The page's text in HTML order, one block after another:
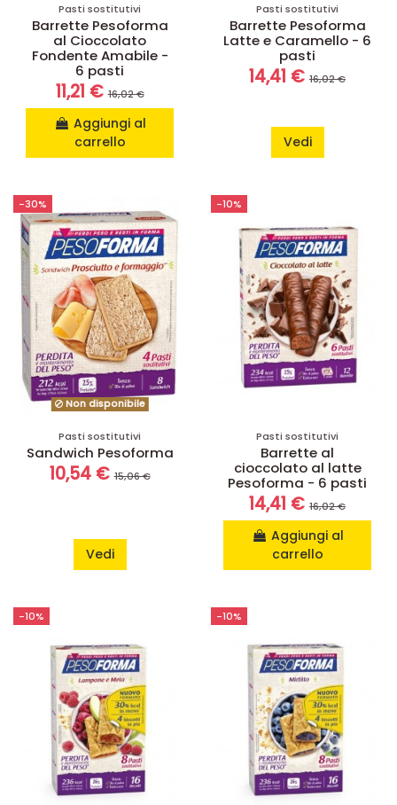
Pasti sostitutivi
Barrette Pesoforma
al Cioccolato
Fondente Amabile -
6 pasti
11,21 €16,02 €
Aggiungi al
carrello
Pasti sostitutivi
Barrette Pesoforma
Latte e Caramello - 6
pasti
14,41 € 16,02 €
Vedi
-30%
Non disponibile
Pasti sostitutivi
Sandwich Pesoforma
10,54 €15,06 €
Vedi
-10%
Pasti sostitutivi
Barrette al
cioccolato al latte
Pesoforma - 6 pasti
14,41 € 16,02 €
Aggiungi al
carrello
-10% -10%